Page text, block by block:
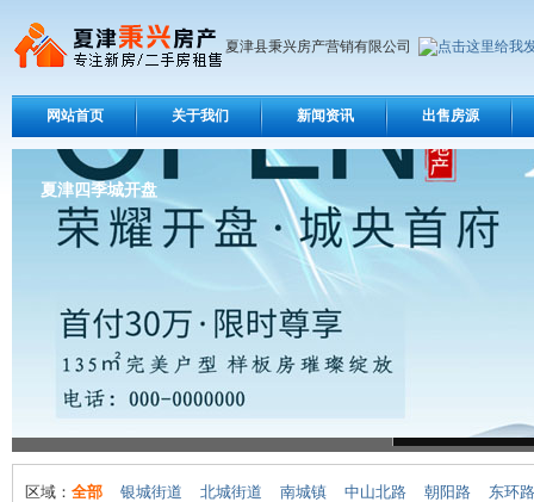
夏津县秉兴房产营销有限公司
网站首页 关于我们 新闻资讯 出售房源
夏津四季城开盘
区域： 全部 银城街道 北城街道 南城镇 中山北路 朝阳路
东环路